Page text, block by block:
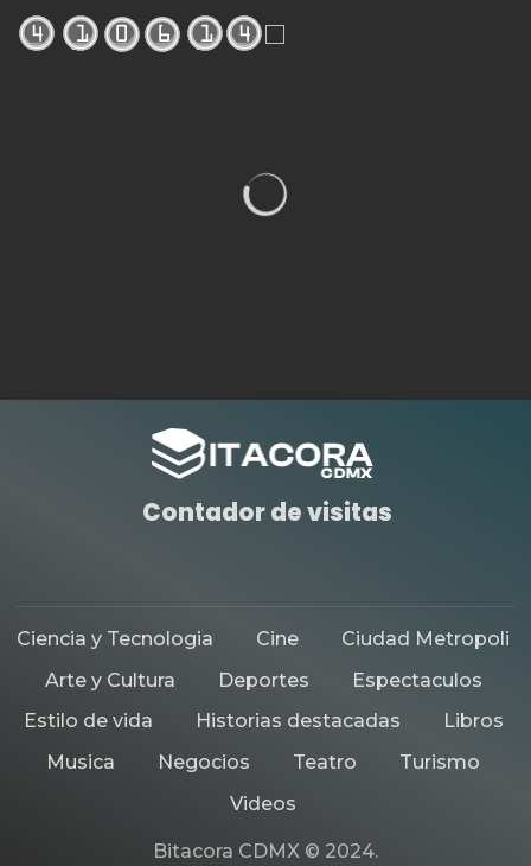
Contador de visitas
Ciencia y Tecnologia Cine
Ciudad Metropoli
Arte y Cultura
Deportes
Espectaculos
Estilo de vida
Historias destacadas
Libros
Musica
Negocios Teatro
Turismo
Videos
Bitacora CDMX © 2024.